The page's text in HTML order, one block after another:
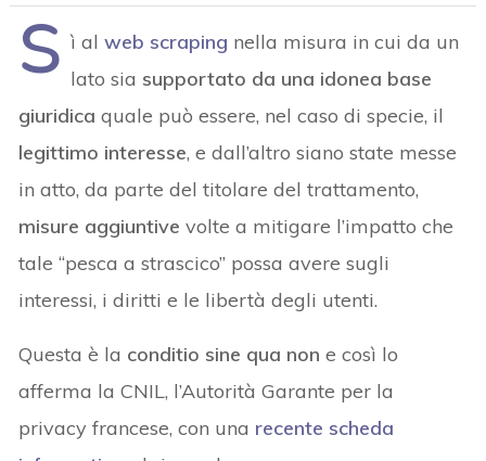
S ì alweb scraping nella misura in cui da un
lato sia supportato da una idonea base
giuridica quale può essere, nel caso di specie, il
legittimo interesse, e dall’altro siano state messe
in atto, da parte del titolare del trattamento,
misure aggiuntive volte a mitigare l’impatto che
tale “pesca a strascico” possa avere sugli
interessi, i diritti e le libertà degli utenti.
Questa è la conditio sine qua non e così lo
afferma la CNIL, l’Autorità Garante per la
privacy francese, con una recente scheda